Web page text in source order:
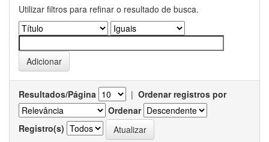
Utilizar filtros para refinar o resultado de busca.
Resultados/Página | Ordenar registros por
Ordenar
Registro(s)